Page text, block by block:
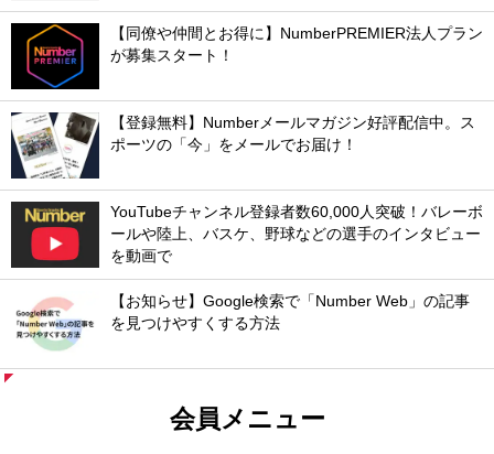
【同僚や仲間とお得に】NumberPREMIER法人プラン
が募集スタート！
【登録無料】Numberメールマガジン好評配信中。ス
ポーツの「今」をメールでお届け！
YouTubeチャンネル登録者数60,000人突破！バレーボ
ールや陸上、バスケ、野球などの選手のインタビュー
を動画で
【お知らせ】Google検索で「Number Web」の記事
を見つけやすくする方法
会員メニュー